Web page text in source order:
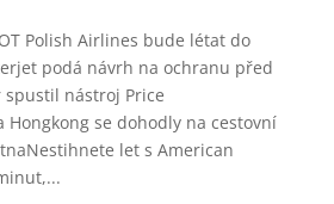
Polish Airlines bude létat do
podá návrh na ochranu před
nástroj Price
Hongkong se dohodly na cestovní
let s American